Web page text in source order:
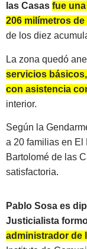
las Casas fue
206 milímetros
de los diez
La zona quedó
servicios
con asistencia
interior.
Según la
a 20 familias en El
Bartolomé de las
satisfactoria.
Pablo Sosa es
Justicialista
administrador de